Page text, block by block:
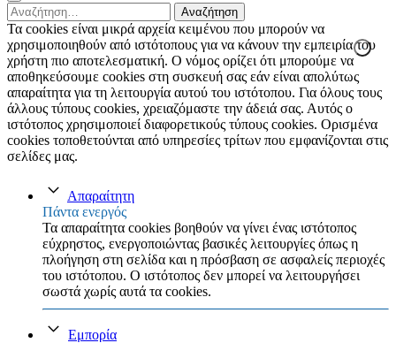
Αναζήτηση
για:
Τα cookies είναι μικρά αρχεία κειμένου που μπορούν να
χρησιμοποιηθούν από ιστότοπους για να κάνουν την εμπειρία του
χρήστη πιο αποτελεσματική. Ο νόμος ορίζει ότι μπορούμε να
αποθηκεύσουμε cookies στη συσκευή σας εάν είναι απολύτως
απαραίτητα για τη λειτουργία αυτού του ιστότοπου. Για όλους τους
άλλους τύπους cookies, χρειαζόμαστε την άδειά σας. Αυτός ο
ιστότοπος χρησιμοποιεί διαφορετικούς τύπους cookies. Ορισμένα
cookies τοποθετούνται από υπηρεσίες τρίτων που εμφανίζονται στις
σελίδες μας.
Απαραίτητη
Πάντα ενεργός
Τα απαραίτητα cookies βοηθούν να γίνει ένας ιστότοπος
εύχρηστος, ενεργοποιώντας βασικές λειτουργίες όπως η
πλοήγηση στη σελίδα και η πρόσβαση σε ασφαλείς περιοχές
του ιστότοπου. Ο ιστότοπος δεν μπορεί να λειτουργήσει
σωστά χωρίς αυτά τα cookies.
Εμπορία